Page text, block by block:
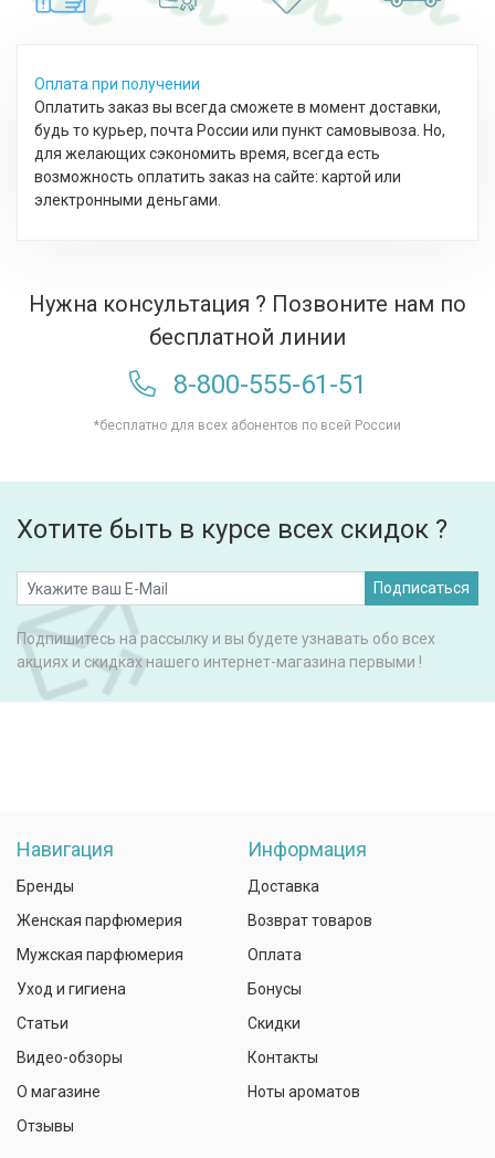
Оплата при получении
Оплатить заказ вы всегда сможете в момент доставки,
будь то курьер, почта России или пункт самовывоза. Но,
для желающих сэкономить время, всегда есть
возможность оплатить заказ на сайте: картой или
электронными деньгами.
Нужна консультация ? Позвоните нам по
бесплатной линии
8-800-555-61-51
*бесплатно для всех абонентов по всей России
Хотите быть в курсе всех скидок ?
Подписаться
Подпишитесь на рассылку и вы будете узнавать обо всех
акциях и скидках нашего интернет-магазина первыми !
Навигация
Бренды
Женская парфюмерия
Мужская парфюмерия
Уход и гигиена
Статьи
Видео-обзоры
О магазине
Отзывы
Информация
Доставка
Возврат товаров
Оплата
Бонусы
Скидки
Контакты
Ноты ароматов